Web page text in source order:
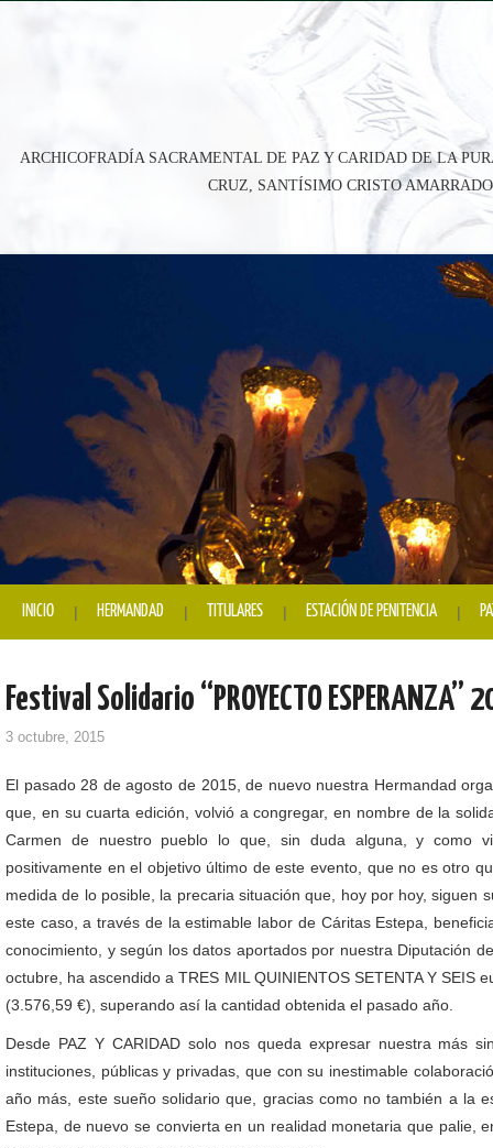
ARCHICOFRADÍA SACRAMENTAL DE PAZ Y CARIDAD DE LA
CRUZ, SANTÍSIMO CRISTO
INICIO HERMANDAD TITULARES ESTACIÓN DE PENITENCIA
Festival Solidario “PROYECTO
3 octubre, 2015
El pasado 28 de agosto de 2015, de nuevo nuestra Hermandad
que, en su cuarta edición, volvió a congregar, en nombre de la
Carmen de nuestro pueblo lo que, sin duda alguna, y como
positivamente en el objetivo último de este evento, que no es otro
medida de lo posible, la precaria situación que, hoy por hoy, siguen
este caso, a través de la estimable labor de Cáritas Estepa,
conocimiento, y según los datos aportados por nuestra Diputación
octubre, ha ascendido a TRES MIL QUINIENTOS SETENTA Y SEIS
(3.576,59 €), superando así la cantidad obtenida el pasado año.
Desde PAZ Y CARIDAD solo nos queda expresar nuestra más
instituciones, públicas y privadas, que con su inestimable
año más, este sueño solidario que, gracias como no también a la
Estepa, de nuevo se convierta en un realidad monetaria que palie,